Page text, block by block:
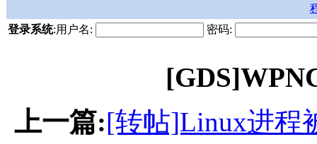
登录系统:用户名: 密码:
上一篇:[转帖]Linux进程